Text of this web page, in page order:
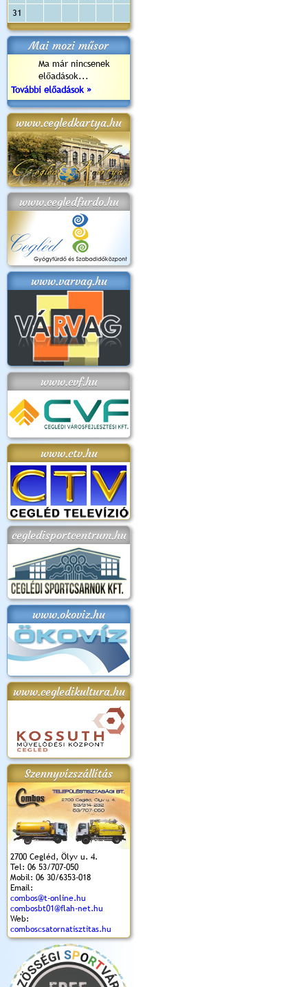
31
Mai mozi műsor
Ma már nincsenek
előadások...
További előadások »
www.cegledkartya.hu
www.cegledfurdo.hu
www.varvag.hu
www.cvf.hu
www.ctv.hu
cegledisportcentrum.hu
www.okoviz.hu
www.cegledikultura.hu
Szennyvízszállítás
2700 Cegléd, Ölyv u. 4.
Tel: 06 53/707-050
Mobil: 06 30/6353-018
Email:
combos@t-online.hu
combosbt01@flah-net.hu
Web:
comboscsatornatisztitas.hu
2018.
Kossuth Toborzó
Ünnepély
Szent István Ünnepe
(2017. 08. 20.)